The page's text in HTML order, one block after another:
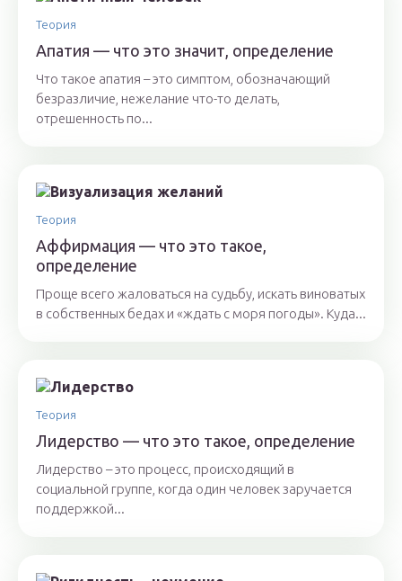
Теория
Апатия — что это значит, определение
Что такое апатия – это симптом, обозначающий
безразличие, нежелание что-то делать,
отрешенность по...
Теория
Аффирмация — что это такое,
определение
Проще всего жаловаться на судьбу, искать виноватых
в собственных бедах и «ждать с моря погоды». Куда...
Теория
Лидерство — что это такое, определение
Лидерство – это процесс, происходящий в
социальной группе, когда один человек заручается
поддержкой...